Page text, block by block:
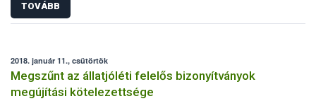
TOVÁBB
2018. január 11., csütörtök
Megszűnt az állatjóléti felelős bizonyítványok
megújítási kötelezettsége